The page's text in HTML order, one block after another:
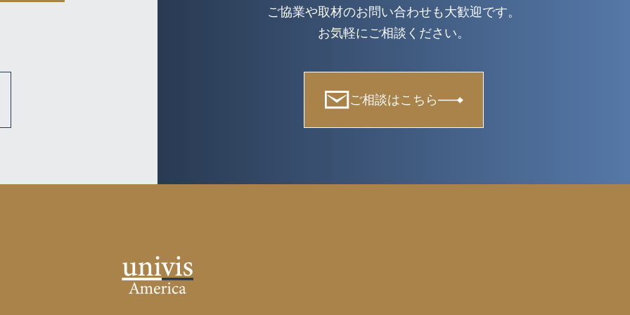
ご協業や取材のお問い合わせも大歓迎です。
お気軽にご相談ください。
ご相談はこちら